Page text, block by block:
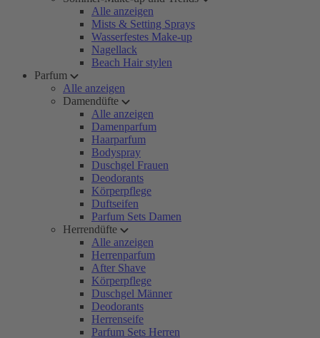
Alle anzeigen
Mists & Setting Sprays
Wasserfestes Make-up
Nagellack
Beach Hair stylen
Parfum
Alle anzeigen
Damendüfte
Alle anzeigen
Damenparfum
Haarparfum
Bodyspray
Duschgel Frauen
Deodorants
Körperpflege
Duftseifen
Parfum Sets Damen
Herrendüfte
Alle anzeigen
Herrenparfum
After Shave
Körperpflege
Duschgel Männer
Deodorants
Herrenseife
Parfum Sets Herren